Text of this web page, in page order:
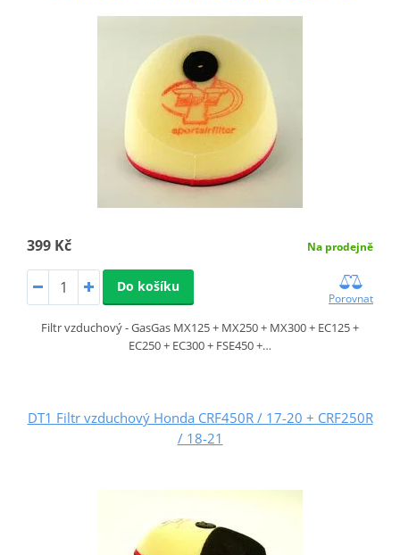
399 Kč Na prodejně
Do košíku
Porovnat
Filtr vzduchový - GasGas MX125 + MX250 + MX300 + EC125 +
EC250 + EC300 + FSE450 +…
DT1 Filtr vzduchový Honda CRF450R / 17-20 + CRF250R
/ 18-21